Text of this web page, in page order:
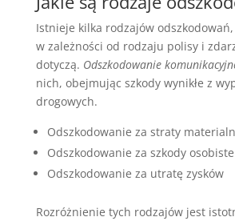
Istnieje kilka rodzajów
w zależności od rodzaju polisy i
dotyczą. Odszkodowanie
nich, obejmując szkody wynikłe z
drogowych.
Odszkodowanie za straty
Odszkodowanie za szkody osobiste
Odszkodowanie za utratę zysków
Rozróżnienie tych rodzajów jest